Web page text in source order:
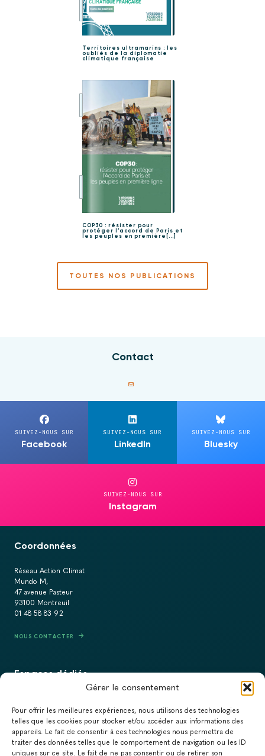
Gérer le consentement
Pour offrir les meilleures expériences, nous utilisons des technologies
telles que les cookies pour stocker et/ou accéder aux informations des
appareils. Le fait de consentir à ces technologies nous permettra de
traiter des données telles que le comportement de navigation ou les ID
uniques sur ce site. Le fait de ne pas consentir ou de retirer son
Territoires ultramarins : les
oubliés de la diplomatie
climatique française
COP30 : résister pour
protéger l’accord de Paris et
les peuples en première[...]
TOUTES NOS PUBLICATIONS
Contact
SUIVEZ-NOUS SUR
Facebook
SUIVEZ-NOUS SUR
LinkedIn
SUIVEZ-NOUS SUR
Bluesky
SUIVEZ-NOUS SUR
Instagram
Coordonnées
Réseau Action Climat
Mundo M,
47 avenue Pasteur
93100 Montreuil
01 48 58 83 92
NOUS CONTACTER
Espaces dédiés
RECRUTEMENT
ACTUALITÉS